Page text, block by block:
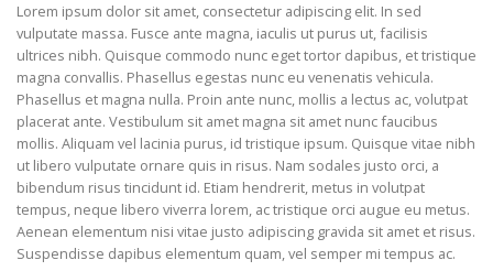
Lorem ipsum dolor sit amet, consectetur adipiscing elit. In sed
vulputate massa. Fusce ante magna, iaculis ut purus ut, facilisis
ultrices nibh. Quisque commodo nunc eget tortor dapibus, et tristique
magna convallis. Phasellus egestas nunc eu venenatis vehicula.
Phasellus et magna nulla. Proin ante nunc, mollis a lectus ac, volutpat
placerat ante. Vestibulum sit amet magna sit amet nunc faucibus
mollis. Aliquam vel lacinia purus, id tristique ipsum. Quisque vitae nibh
ut libero vulputate ornare quis in risus. Nam sodales justo orci, a
bibendum risus tincidunt id. Etiam hendrerit, metus in volutpat
tempus, neque libero viverra lorem, ac tristique orci augue eu metus.
Aenean elementum nisi vitae justo adipiscing gravida sit amet et risus.
Suspendisse dapibus elementum quam, vel semper mi tempus ac.